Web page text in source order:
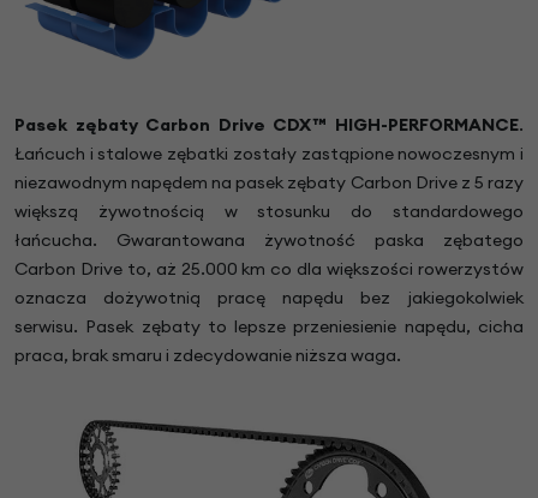
Pasek zębaty Carbon Drive CDX™ HIGH-PERFORMANCE.
Łańcuch i stalowe zębatki zostały zastąpione nowoczesnym i
niezawodnym napędem na pasek zębaty Carbon Drive z 5 razy
większą żywotnością w stosunku do standardowego
łańcucha. Gwarantowana żywotność paska zębatego
Carbon Drive to, aż 25.000 km co dla większości rowerzystów
oznacza dożywotnią pracę napędu bez jakiegokolwiek
serwisu. Pasek zębaty to lepsze przeniesienie napędu, cicha
praca, brak smaru i zdecydowanie niższa waga.